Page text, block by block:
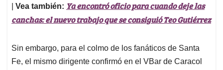
Vea también: Ya encontró oficio para cuando deje las
canchas: el nuevo trabajo que se consiguió Teo Gutiérrez
Sin embargo, para el colmo de los fanáticos de Santa
Fe, el mismo dirigente confirmó en el VBar de Caracol